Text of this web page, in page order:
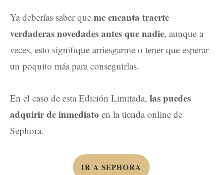
Ya deberías saber que me encanta traerte
verdaderas novedades antes que nadie, aunque a
veces, esto signifique arriesgarme o tener que esperar
un poquito más para conseguirlas.
En el caso de esta Edición Limitada, las puedes
adquirir de inmediato en la tienda online de
Sephora.
IR A SEPHORA